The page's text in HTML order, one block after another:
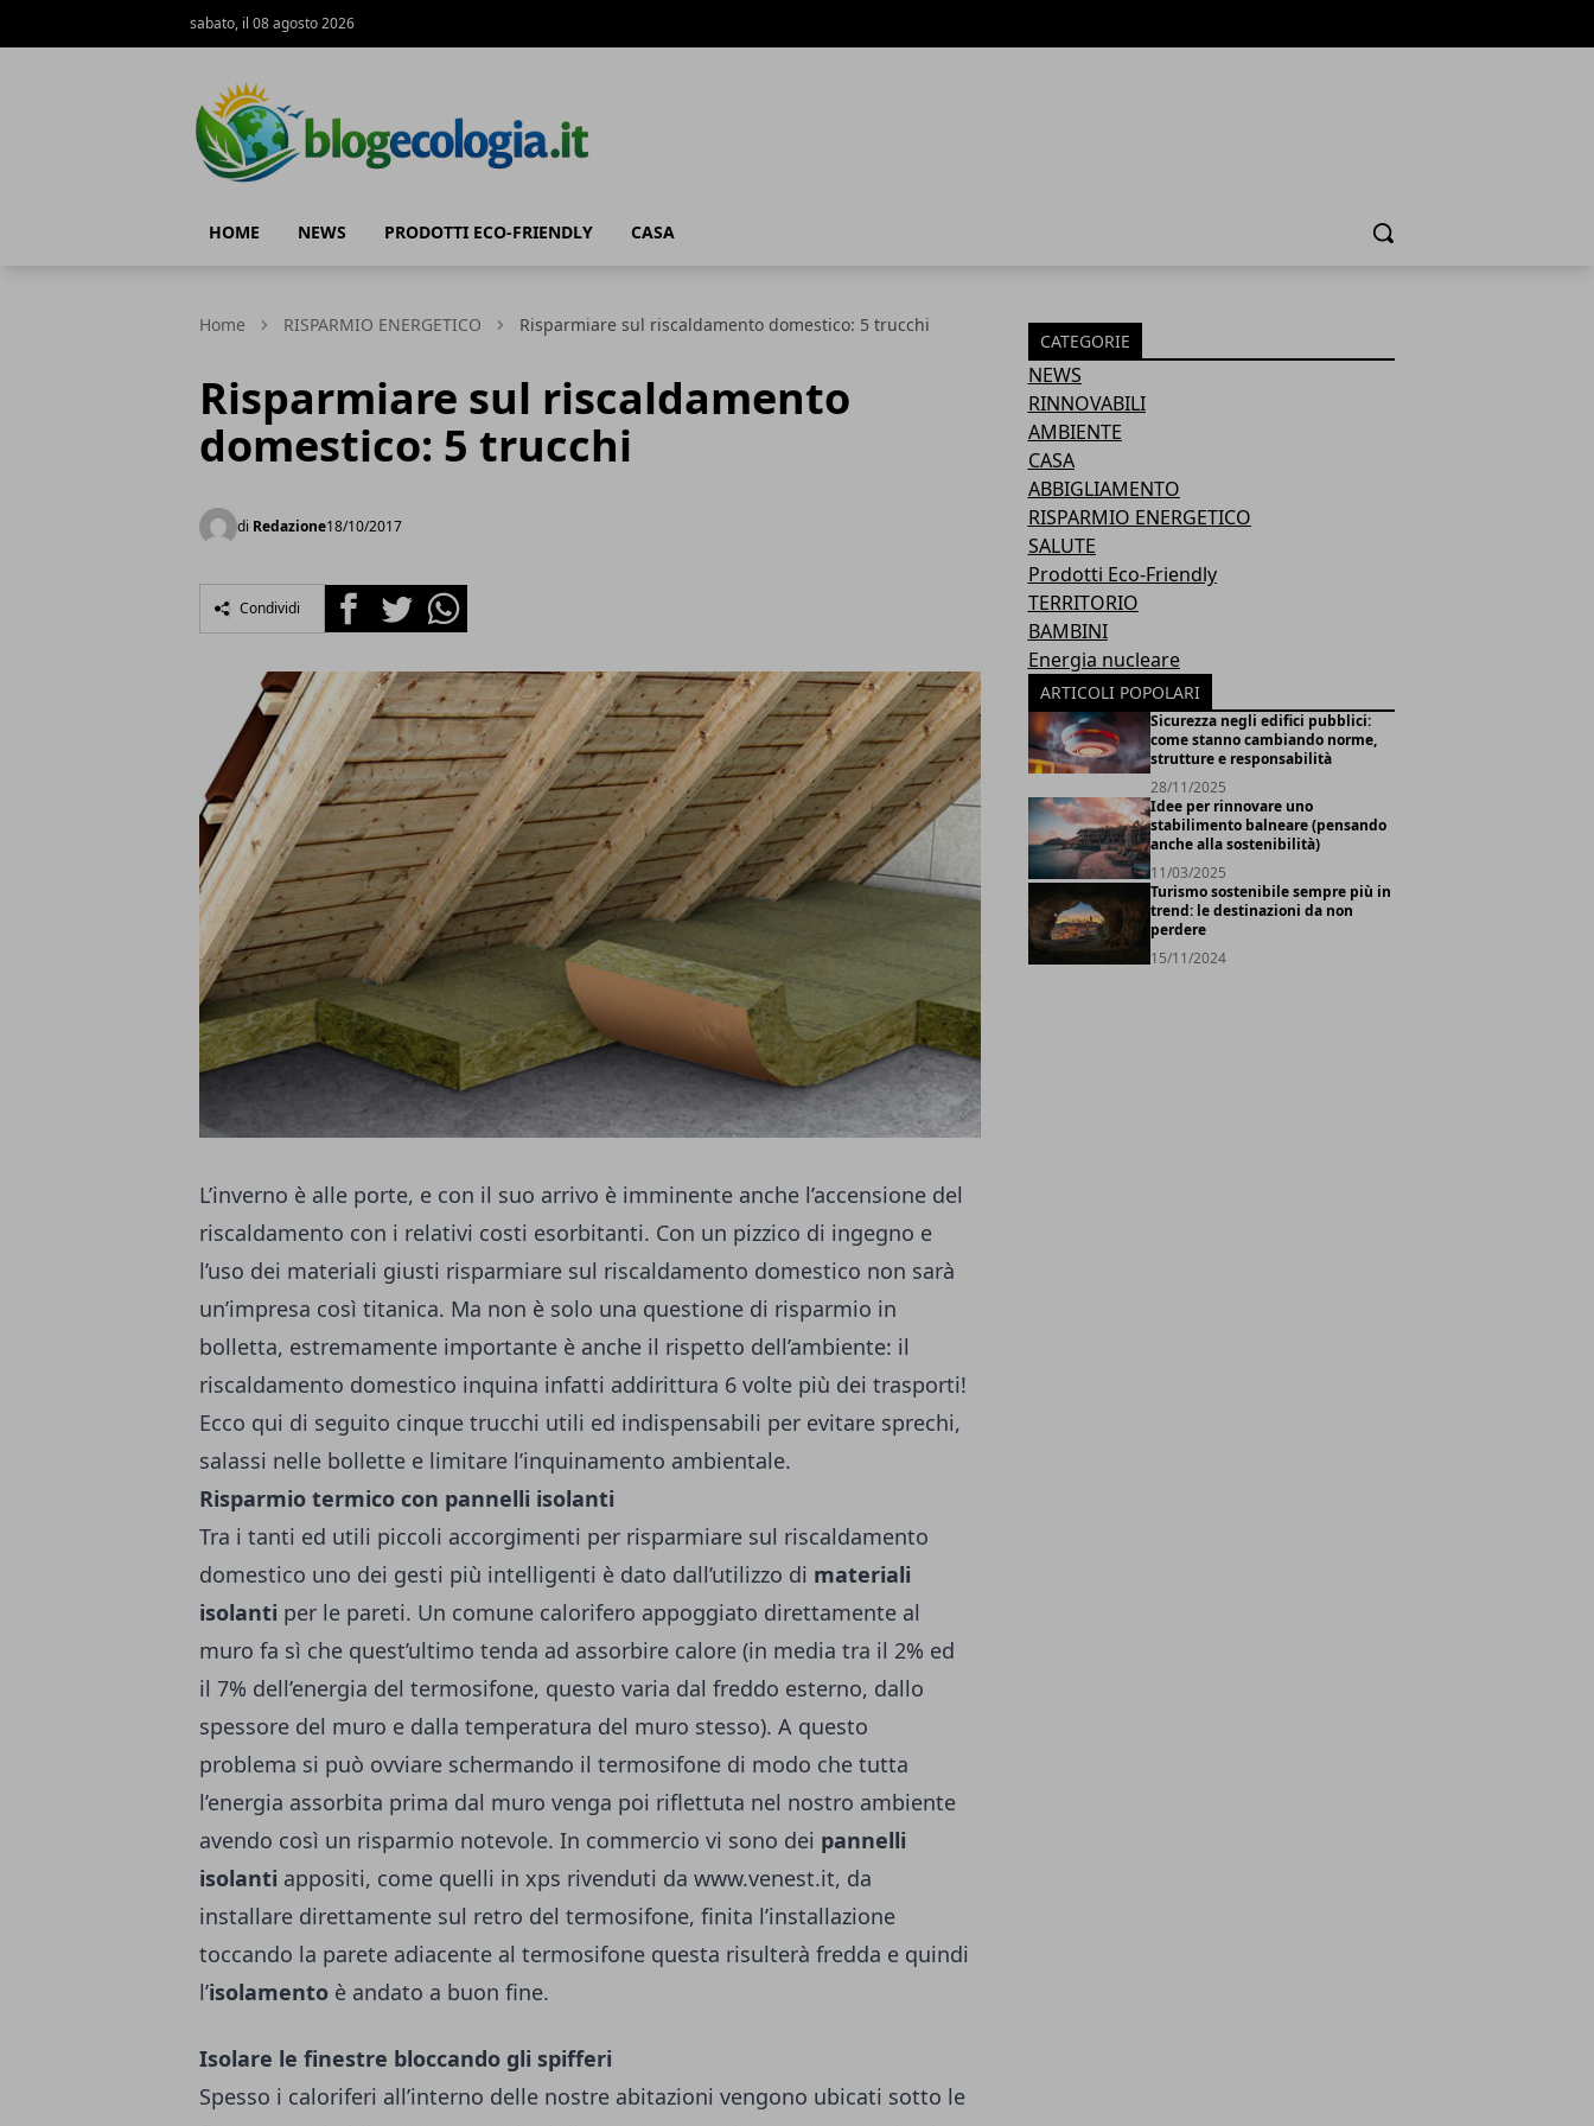
sabato, il 08 agosto 2026
HOME NEWS PRODOTTI ECO-FRIENDLY CASA Cerca
Home RISPARMIO ENERGETICO Risparmiare sul riscaldamento domestico: 5 trucchi
Risparmiare sul riscaldamento
domestico: 5 trucchi
di Redazione18/10/2017
Condividi FacebookTwitterWhatsapp
L’inverno è alle porte, e con il suo arrivo è imminente anche l’accensione del
riscaldamento con i relativi costi esorbitanti. Con un pizzico di ingegno e
l’uso dei materiali giusti risparmiare sul riscaldamento domestico non sarà
un’impresa così titanica. Ma non è solo una questione di risparmio in
bolletta, estremamente importante è anche il rispetto dell’ambiente: il
riscaldamento domestico inquina infatti addirittura 6 volte più dei trasporti!
Ecco qui di seguito cinque trucchi utili ed indispensabili per evitare sprechi,
salassi nelle bollette e limitare l’inquinamento ambientale.
Risparmio termico con pannelli isolanti
Tra i tanti ed utili piccoli accorgimenti per risparmiare sul riscaldamento
domestico uno dei gesti più intelligenti è dato dall’utilizzo di materiali
isolanti per le pareti. Un comune calorifero appoggiato direttamente al
muro fa sì che quest’ultimo tenda ad assorbire calore (in media tra il 2% ed
il 7% dell’energia del termosifone, questo varia dal freddo esterno, dallo
spessore del muro e dalla temperatura del muro stesso). A questo
problema si può ovviare schermando il termosifone di modo che tutta
l’energia assorbita prima dal muro venga poi riflettuta nel nostro ambiente
avendo così un risparmio notevole. In commercio vi sono dei pannelli
isolanti appositi, come quelli in xps rivenduti da www.venest.it, da
installare direttamente sul retro del termosifone, finita l’installazione
toccando la parete adiacente al termosifone questa risulterà fredda e quindi
l’isolamento è andato a buon fine.
Isolare le finestre bloccando gli spifferi
Spesso i caloriferi all’interno delle nostre abitazioni vengono ubicati sotto le
CATEGORIE
NEWS
RINNOVABILI
AMBIENTE
CASA
ABBIGLIAMENTO
RISPARMIO ENERGETICO
SALUTE
Prodotti Eco-Friendly
TERRITORIO
BAMBINI
Energia nucleare
ARTICOLI POPOLARI
Sicurezza negli edifici pubblici:
come stanno cambiando norme,
strutture e responsabilità
28/11/2025
Idee per rinnovare uno
stabilimento balneare (pensando
anche alla sostenibilità)
11/03/2025
Turismo sostenibile sempre più in
trend: le destinazioni da non
perdere
15/11/2024